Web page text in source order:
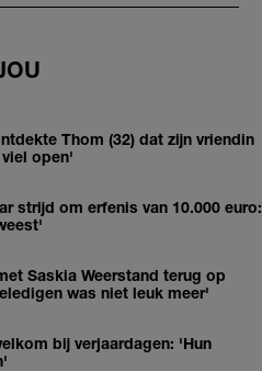
Thom (32) dat zijn vriendin
open'
strijd om erfenis van 10.000 euro:
Saskia Weerstand terug op
was niet leuk meer'
bij verjaardagen: 'Hun